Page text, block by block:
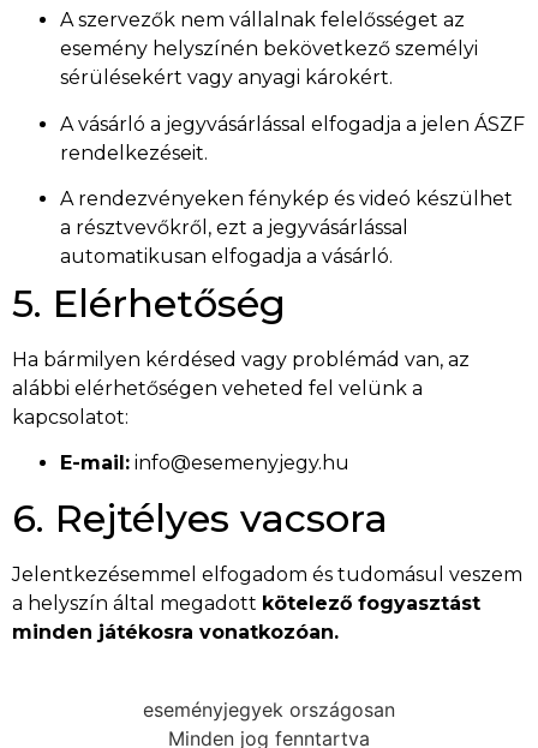
A szervezők nem vállalnak felelősséget az
esemény helyszínén bekövetkező személyi
sérülésekért vagy anyagi károkért.
A vásárló a jegyvásárlással elfogadja a jelen ÁSZF
rendelkezéseit.
A rendezvényeken fénykép és videó készülhet
a résztvevőkről, ezt a jegyvásárlással
automatikusan elfogadja a vásárló.
5. Elérhetőség
Ha bármilyen kérdésed vagy problémád van, az
alábbi elérhetőségen veheted fel velünk a
kapcsolatot:
E-mail: info@esemenyjegy.hu
6. Rejtélyes vacsora
Jelentkezésemmel elfogadom és tudomásul veszem
a helyszín által megadott kötelező fogyasztást
minden játékosra vonatkozóan.
eseményjegyek országosan
Minden jog fenntartva